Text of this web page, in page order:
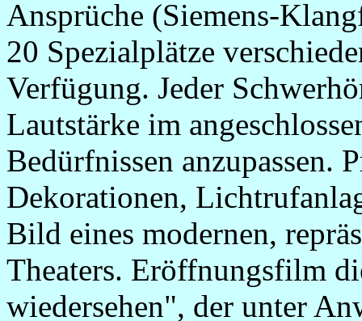
Ansprüche (Siemens-
20 Spezialplätze
Verfügung. Jeder
Lautstärke im
Bedürfnissen anzupassen.
Dekorationen,
Bild eines modernen,
Theaters. Eröffnungsfilm
wiedersehen", der unter